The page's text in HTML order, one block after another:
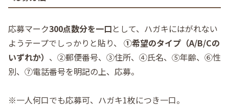
応募マーク300点数分を一口として、ハガキにはがれない
ようテープでしっかりと貼り、 ①希望のタイプ（A/B/Cの
いずれか） 、②郵便番号、③住所、④氏名、⑤年齢、⑥性
別、⑦電話番号を明記の上、応募。
※一人何口でも応募可、ハガキ1枚につき一口。